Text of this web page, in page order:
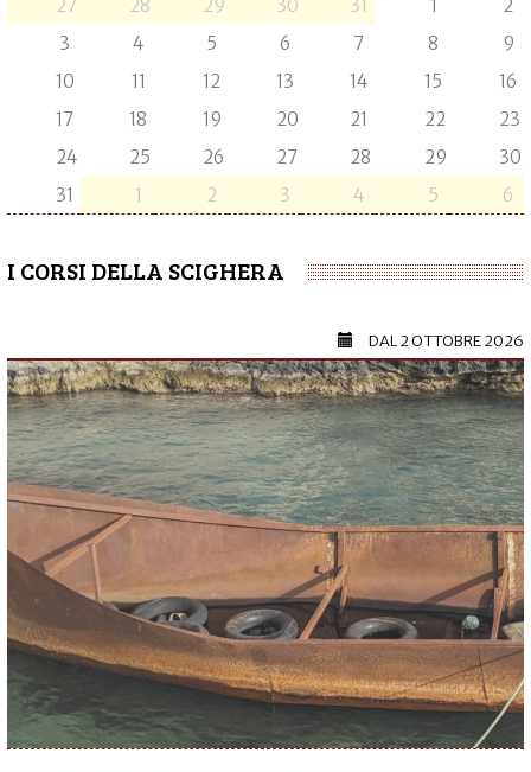
27 28 29 30 31 1
2
3
4 5 6 7 8
9
10
11 12 13 14 15
16
17
18 19 20 21 22
23
24
25 26 27 28 29
30
31
1 2 3 4 5 6
I CORSI DELLA SCIGHERA
DAL2 OTTOBRE 2026